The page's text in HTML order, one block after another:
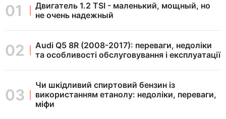
Двигатель 1.2 TSI - маленький, мощный, но
не очень надежный
Audi Q5 8R (2008-2017): переваги, недоліки
та особливості обслуговування і експлуатації
Чи шкідливий спиртовий бензин із
використанням етанолу: недоліки, переваги,
міфи